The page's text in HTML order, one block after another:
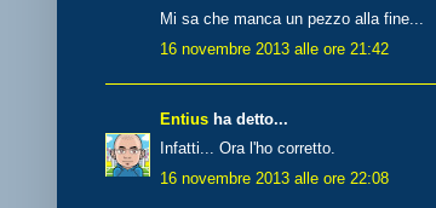
Mi sa che manca un pezzo alla fine...
16 novembre 2013 alle ore 21:42
Entius ha detto...
Infatti... Ora l'ho corretto.
16 novembre 2013 alle ore 22:08